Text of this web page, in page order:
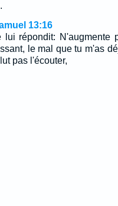
13:16
lui répondit: N'augmente
le mal que tu m'as
pas l'écouter,